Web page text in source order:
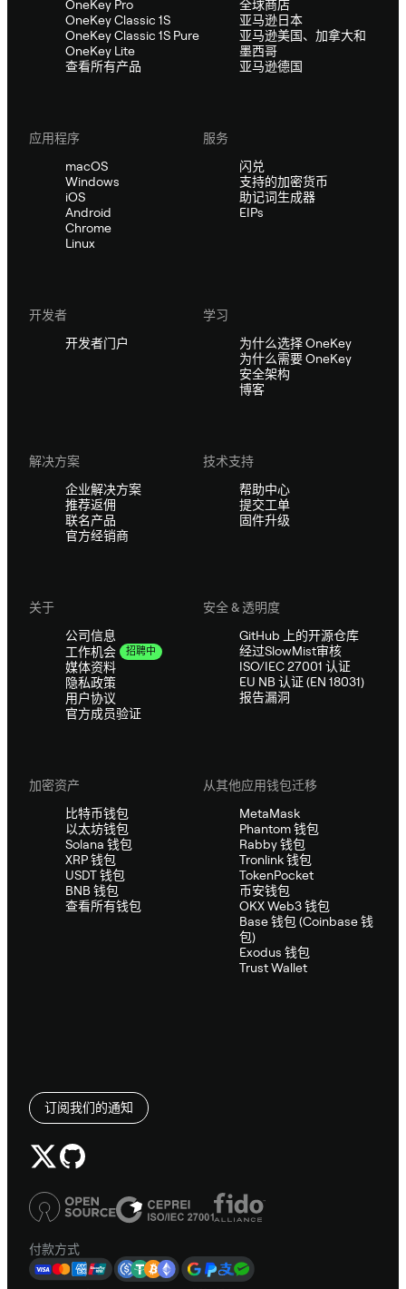
OneKey Pro
OneKey Classic 1S
OneKey Classic 1S Pure
OneKey Lite
查看所有产品
全球商店
亚马逊日本
亚马逊美国、加拿大和
墨西哥
亚马逊德国
应用程序
macOS
Windows
iOS
Android
Chrome
Linux
服务
闪兑
支持的加密货币
助记词生成器
EIPs
开发者
开发者门户
学习
为什么选择 OneKey
为什么需要 OneKey
安全架构
博客
解决方案
企业解决方案
推荐返佣
联名产品
官方经销商
技术支持
帮助中心
提交工单
固件升级
关于
公司信息
工作机会
招聘中
媒体资料
隐私政策
用户协议
官方成员验证
安全 & 透明度
GitHub 上的开源仓库
经过SlowMist审核
ISO/IEC 27001 认证
EU NB 认证 (EN 18031)
报告漏洞
加密资产
比特币钱包
以太坊钱包
Solana 钱包
XRP 钱包
USDT 钱包
BNB 钱包
查看所有钱包
从其他应用钱包迁移
MetaMask
Phantom 钱包
Rabby 钱包
Tronlink 钱包
TokenPocket
币安钱包
OKX Web3 钱包
Base 钱包 (Coinbase 钱
包)
Exodus 钱包
Trust Wallet
订阅我们的通知
付款方式